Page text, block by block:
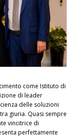
come Istituto di
di leader
delle soluzioni
giuria. Quasi sempre
vincitrice di
perfettamente